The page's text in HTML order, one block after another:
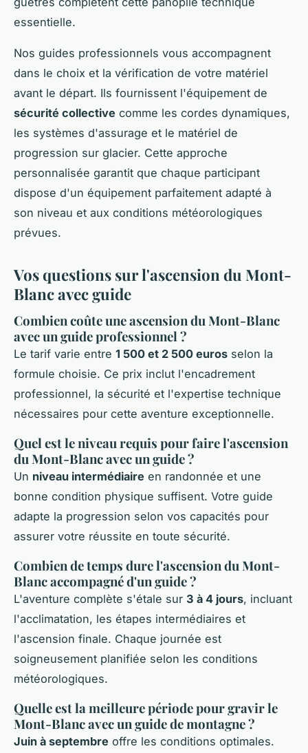
essentielle.
Nos guides professionnels vous accompagnent
dans le choix et la vérification de votre matériel
avant le départ. Ils fournissent l'équipement de
sécurité collective comme les cordes dynamiques,
les systèmes d'assurage et le matériel de
progression sur glacier. Cette approche
personnalisée garantit que chaque participant
dispose d'un équipement parfaitement adapté à
son niveau et aux conditions météorologiques
prévues.
Vos questions sur l'ascension du Mont-
Blanc avec guide
Combien coûte une ascension du Mont-Blanc
avec un guide professionnel ?
Le tarif varie entre 1 500 et 2 500 euros selon la
formule choisie. Ce prix inclut l'encadrement
professionnel, la sécurité et l'expertise technique
nécessaires pour cette aventure exceptionnelle.
Quel est le niveau requis pour faire l'ascension
du Mont-Blanc avec un guide ?
Un niveau intermédiaire en randonnée et une
bonne condition physique suffisent. Votre guide
adapte la progression selon vos capacités pour
assurer votre réussite en toute sécurité.
Combien de temps dure l'ascension du Mont-
Blanc accompagné d'un guide ?
L'aventure complète s'étale sur 3 à 4 jours, incluant
l'acclimatation, les étapes intermédiaires et
l'ascension finale. Chaque journée est
soigneusement planifiée selon les conditions
météorologiques.
Quelle est la meilleure période pour gravir le
Mont-Blanc avec un guide de montagne ?
Juin à septembre offre les conditions optimales.